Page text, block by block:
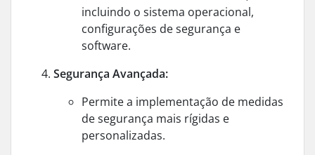
incluindo o sistema operacional,
configurações de segurança e
software.
Segurança Avançada:
Permite a implementação de medidas
de segurança mais rígidas e
personalizadas.